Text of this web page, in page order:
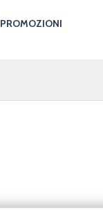
PROMOZIONI